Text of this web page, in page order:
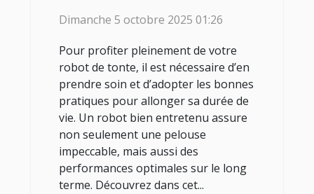
Dimanche 5 octobre 2025 01:26
Pour profiter pleinement de votre
robot de tonte, il est nécessaire d’en
prendre soin et d’adopter les bonnes
pratiques pour allonger sa durée de
vie. Un robot bien entretenu assure
non seulement une pelouse
impeccable, mais aussi des
performances optimales sur le long
terme. Découvrez dans cet...